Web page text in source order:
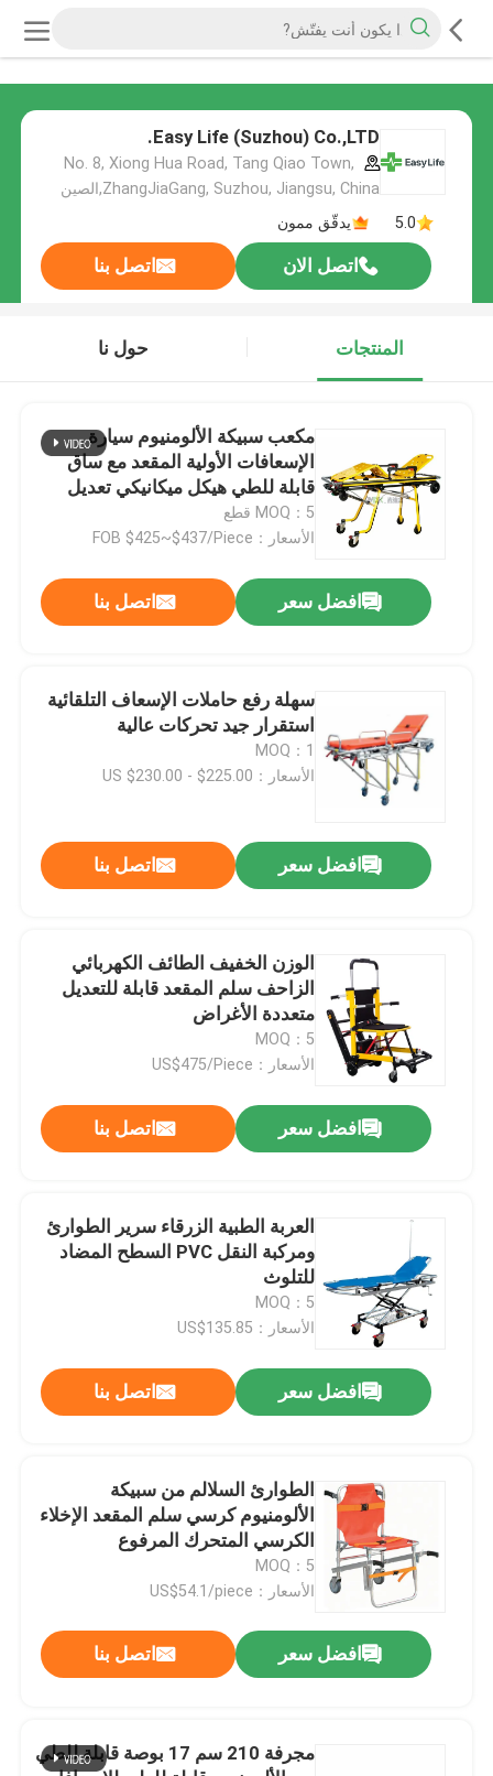
Easy Life (Suzhou) Co.,LTD.
No. 8, Xiong Hua Road, Tang Qiao Town,
ZhangJiaGang, Suzhou, Jiangsu, China,الصين
5.0
يدقّق ممون
اتصل الان اتصل بنا
المنتجات حول نا
مكعب سبيكة الألومنيوم سيارة
الإسعافات الأولية المقعد مع ساق
قابلة للطي هيكل ميكانيكي تعديل
الارتفاع تعديل ساق وظهر
MOQ：5 قطع
الأسعار：FOB $425~$437/Piece
افضل سعر اتصل بنا
سهلة رفع حاملات الإسعاف التلقائية
استقرار جيد تحركات عالية
MOQ：1
الأسعار：US $230.00 - $225.00
افضل سعر اتصل بنا
الوزن الخفيف الطائف الكهربائي
الزاحف سلم المقعد قابلة للتعديل
متعددة الأغراض
MOQ：5
الأسعار：US$475/Piece
افضل سعر اتصل بنا
العربة الطبية الزرقاء سرير الطوارئ
ومركبة النقل PVC السطح المضاد
للتلوث
MOQ：5
الأسعار：US$135.85
افضل سعر اتصل بنا
الطوارئ السلالم من سبيكة
الألومنيوم كرسي سلم المقعد الإخلاء
الكرسي المتحرك المرفوع
MOQ：5
الأسعار：US$54.1/piece
افضل سعر اتصل بنا
مجرفة 210 سم 17 بوصة قابلة للطي